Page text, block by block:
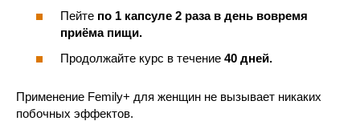
Пейте по 1 капсуле 2 раза в день вовремя
приёма пищи.
Продолжайте курс в течение 40 дней.
Применение Femily+ для женщин не вызывает никаких
побочных эффектов.